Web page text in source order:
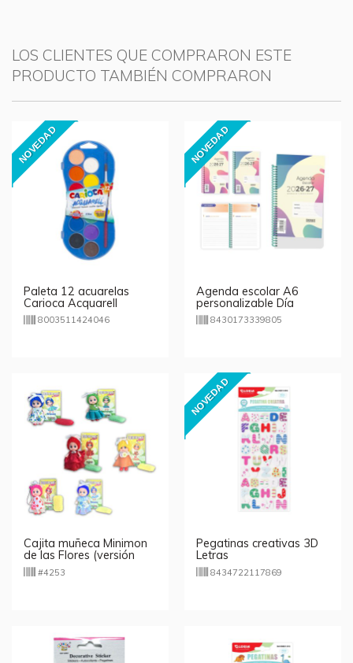
LOS CLIENTES QUE COMPRARON ESTE
PRODUCTO TAMBIÉN COMPRARON
NOVEDAD
Paleta 12 acuarelas
Carioca Acquarell
8003511424046
NOVEDAD
Agenda escolar A6
personalizable Día
Página 2026/2027
8430173339805
Cajita muñeca Minimon
de las Flores (versión
italiana)
#4253
NOVEDAD
Pegatinas creativas 3D
Letras
8434722117869